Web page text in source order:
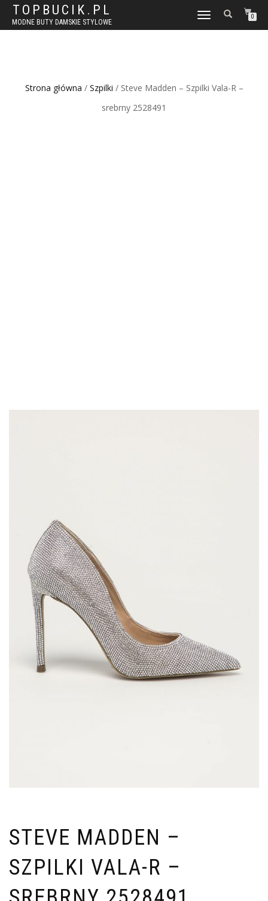
TOPBUCIK.PL
MODNE BUTY DAMSKIE STYLOWE
WŁĄCZ
NAWIGACJĘ
0
Strona główna / Szpilki / Steve Madden – Szpilki Vala-R –
srebrny 2528491
STEVE MADDEN –
SZPILKI VALA-R –